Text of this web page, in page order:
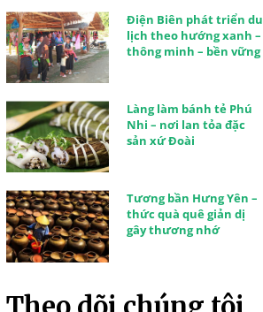
Điện Biên phát triển du
lịch theo hướng xanh –
thông minh – bền vững
Làng làm bánh tẻ Phú
Nhi – nơi lan tỏa đặc
sản xứ Đoài
Tương bần Hưng Yên –
thức quà quê giản dị
gây thương nhớ